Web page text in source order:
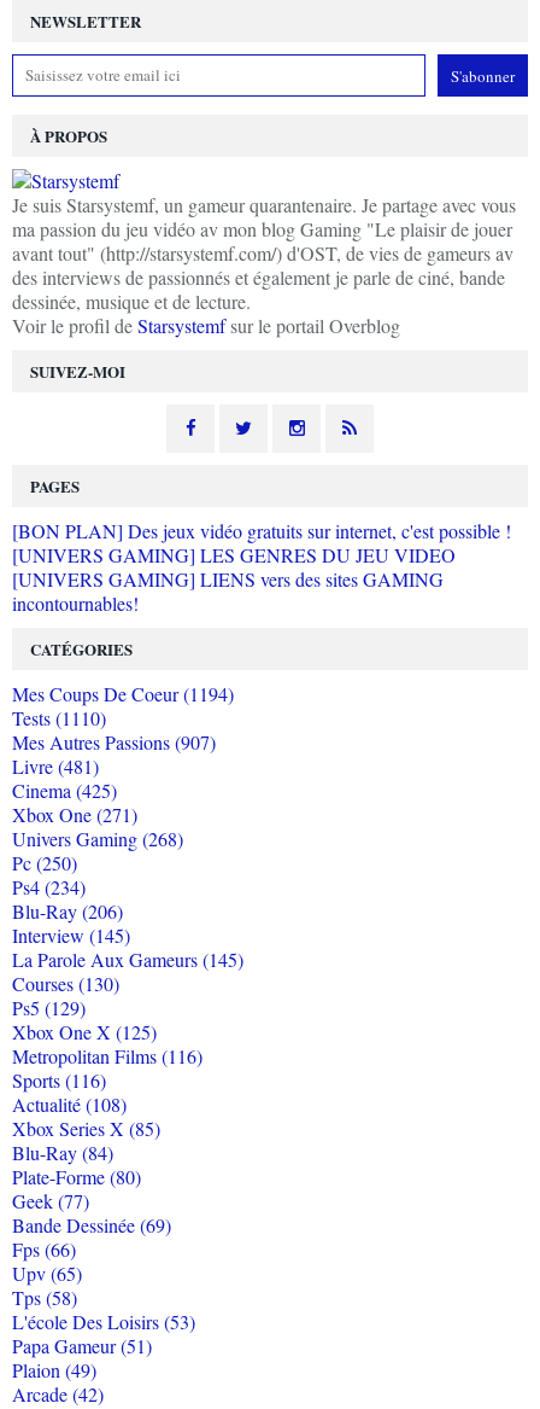
NEWSLETTER
SUIVEZ-MOI
À PROPOS
Je suis Starsystemf, un gameur quarantenaire. Je partage avec vous
ma passion du jeu vidéo av mon blog Gaming "Le plaisir de jouer
avant tout" (http://starsystemf.com/) d'OST, de vies de gameurs av
des interviews de passionnés et également je parle de ciné, bande
dessinée, musique et de lecture.
Voir le profil deStarsystemfsur le portail Overblog
PAGES
[BON PLAN] Des jeux vidéo gratuits sur internet, c'est possible !
[UNIVERS GAMING] LES GENRES DU JEU VIDEO
[UNIVERS GAMING] LIENS vers des sites GAMING
incontournables!
CATÉGORIES
Mes Coups De Coeur (1194)
Tests (1110)
Mes Autres Passions (907)
Livre (481)
Cinema (425)
Xbox One (271)
Univers Gaming (268)
Pc (250)
Ps4 (234)
Blu-Ray (206)
Interview (145)
La Parole Aux Gameurs (145)
Courses (130)
Ps5 (129)
Xbox One X (125)
Metropolitan Films (116)
Sports (116)
Actualité (108)
Xbox Series X (85)
Blu-Ray (84)
Plate-Forme (80)
Geek (77)
Bande Dessinée (69)
Fps (66)
Upv (65)
Tps (58)
L'école Des Loisirs (53)
Papa Gameur (51)
Plaion (49)
Arcade (42)